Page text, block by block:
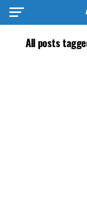
All posts